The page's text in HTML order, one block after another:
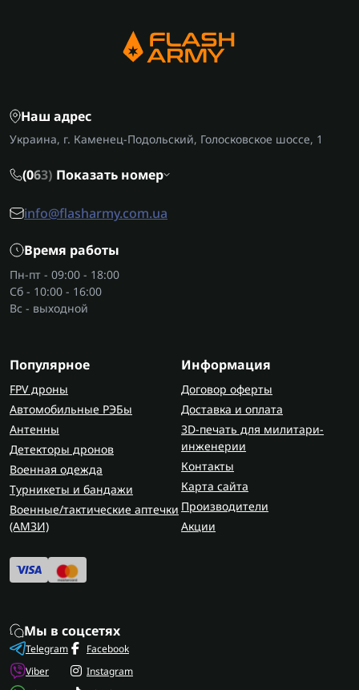
Наш адрес
Украина, г. Каменец-Подольский, Голосковское шоссе, 1
(063) Показать номер
info@flasharmy.com.ua
Время работы
Пн-пт - 09:00 - 18:00
Сб - 10:00 - 16:00
Вс - выходной
Популярное
FPV дроны
Автомобильные РЭБы
Антенны
Детекторы дронов
Военная одежда
Турникеты и бандажи
Военные/тактические аптечки
(AMЗИ)
Информация
Договор оферты
Доставка и оплата
3D-печать для милитари-
инженерии
Контакты
Карта сайта
Производители
Акции
Мы в соцсетях
Telegram
Viber
Facebook
Instagram